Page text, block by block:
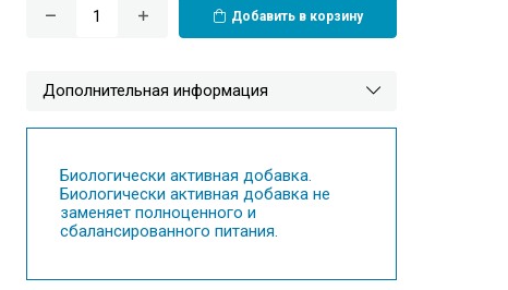
Добавить в корзину
Дополнительная информация
Биологически активная добавка.
Биологически активная добавка не
заменяет полноценного и
сбалансированного питания.